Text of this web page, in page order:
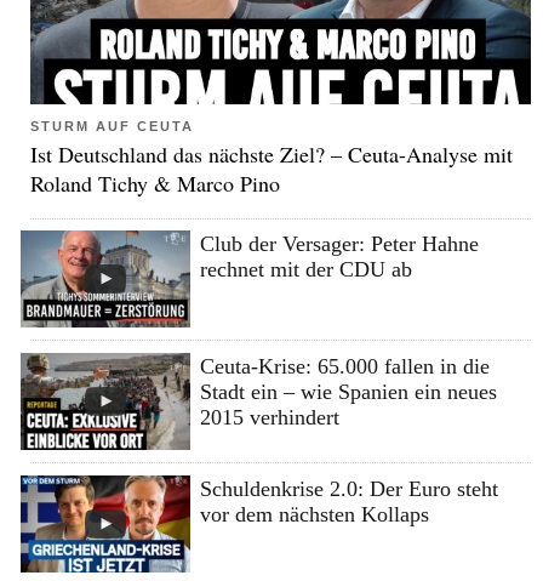
STURM AUF CEUTA
Ist Deutschland das nächste Ziel? – Ceuta-Analyse mit
Roland Tichy & Marco Pino
Club der Versager: Peter Hahne
rechnet mit der CDU ab
Ceuta-Krise: 65.000 fallen in die
Stadt ein – wie Spanien ein neues
2015 verhindert
Schuldenkrise 2.0: Der Euro steht
vor dem nächsten Kollaps